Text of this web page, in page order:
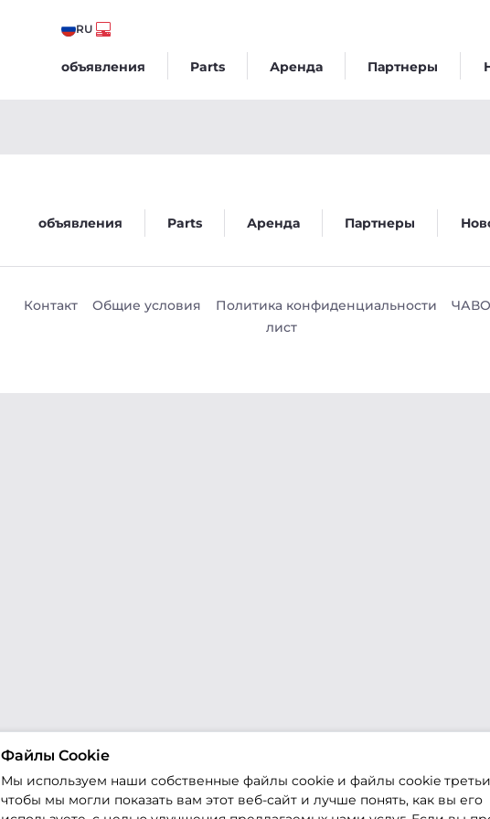
RU
объявления Parts Аренда Партнеры
Файлы Cookie
Мы используем наши собственные файлы cookie и файлы cookie
чтобы мы могли показать вам этот веб-сайт и лучше понять, как вы его
объявления Parts Аренда Партнеры
Контакт Общие условия Политика конфиденциальности ЧАВО
лист